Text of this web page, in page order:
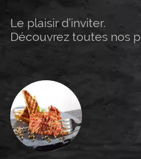
Le plaisir d’inviter.
Découvrez toutes nos